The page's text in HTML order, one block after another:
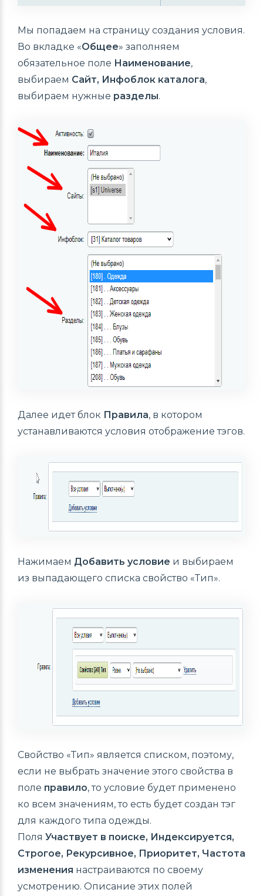
Мы попадаем на страницу создания условия.
Во вкладке «Общее» заполняем
обязательное поле Наименование,
выбираем Сайт, Инфоблок каталога,
выбираем нужные разделы.
Далее идет блок Правила, в котором
устанавливаются условия отображение тэгов.
Нажимаем Добавить условие и выбираем
из выпадающего списка свойство «Тип».
Свойство «Тип» является списком, поэтому,
если не выбрать значение этого свойства в
поле правило, то условие будет применено
ко всем значениям, то есть будет создан тэг
для каждого типа одежды.
Поля Участвует в поиске, Индексируется,
Строгое, Рекурсивное, Приоритет, Частота
изменения настраиваются по своему
усмотрению. Описание этих полей